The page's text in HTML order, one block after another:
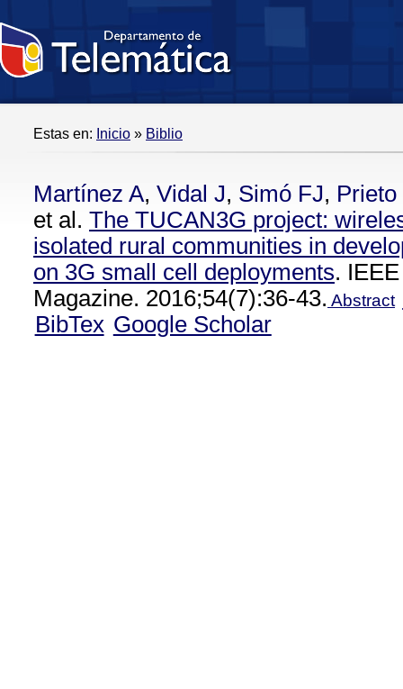
Estas en: Inicio » Biblio
Martínez A, Vidal J, Simó FJ, Prieto
et al. The TUCAN3G project:
isolated rural communities in
on 3G small cell deployments.
Magazine. 2016;54(7):36-43. Abstract
BibTex Google Scholar